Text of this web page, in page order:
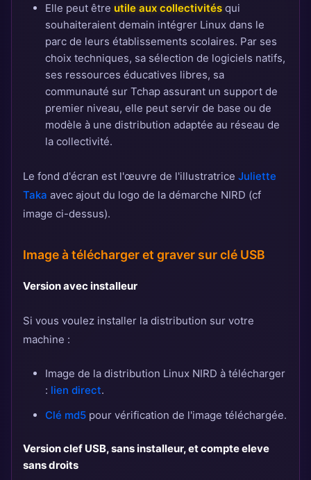
Elle peut être utile aux collectivités qui
souhaiteraient demain intégrer Linux dans le
parc de leurs établissements scolaires. Par ses
choix techniques, sa sélection de logiciels natifs,
ses ressources éducatives libres, sa
communauté sur Tchap assurant un support de
premier niveau, elle peut servir de base ou de
modèle à une distribution adaptée au réseau de
la collectivité.
Le fond d'écran est l'œuvre de l'illustratrice Juliette
Taka avec ajout du logo de la démarche NIRD (cf
image ci-dessus).
Image à télécharger et graver sur clé USB
Version avec installeur
Si vous voulez installer la distribution sur votre
machine :
Image de la distribution Linux NIRD à télécharger
: lien direct.
Clé md5 pour vérification de l'image téléchargée.
Version clef USB, sans installeur, et compte eleve
sans droits